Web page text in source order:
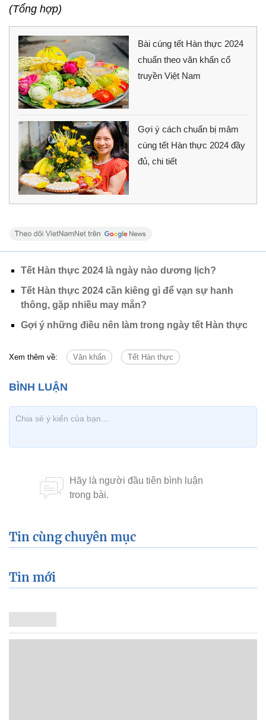
(Tổng hợp)
Bài cúng tết Hàn thực 2024
chuẩn theo văn khấn cổ
truyền Việt Nam
Gợi ý cách chuẩn bị mâm
cúng tết Hàn thực 2024 đầy
đủ, chi tiết
Tết Hàn thực 2024 là ngày nào dương lịch?
Tết Hàn thực 2024 cần kiêng gì để vạn sự hanh
thông, gặp nhiều may mắn?
Gợi ý những điều nên làm trong ngày tết Hàn thực
Xem thêm về: Văn khấn Tết Hàn thực
Tin cùng chuyên mục
Tin mới